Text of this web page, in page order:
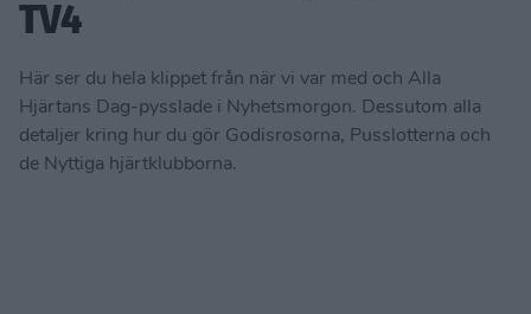
TV4
Här ser du hela klippet från när vi var med och Alla
Hjärtans Dag-pysslade i Nyhetsmorgon. Dessutom alla
detaljer kring hur du gör Godisrosorna, Pusslotterna och
de Nyttiga hjärtklubborna.